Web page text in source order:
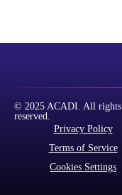
© 2025 ACADI. All rights
reserved.
Privacy Policy
Terms of Service
Cookies Settings